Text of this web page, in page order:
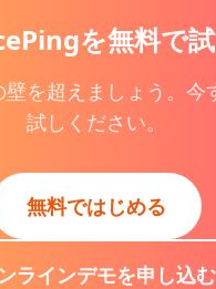
を無料で
を超えましょう。今
試しください。
無料ではじめる
ラインデモを申し込む